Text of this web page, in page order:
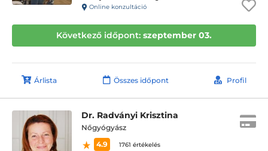
Online konzultáció
Következő időpont: szeptember 03.
Árlista Összes időpont Profil
Dr. Radványi Krisztina
Nőgyógyász
4.9
1761 értékelés